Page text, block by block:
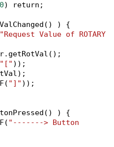
0) return ;
() ) {
"Request Value of ROTARY
. getRotVal ();
"[" ));
);
F( "]" ));
() ) {
F( "-------> Button